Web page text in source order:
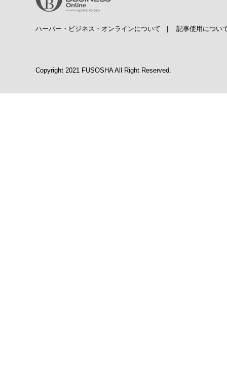
ハーバー・ビジネス・オンラインについて | 記事使用につい
Copyright 2021 FUSOSHA All Right Reserved.